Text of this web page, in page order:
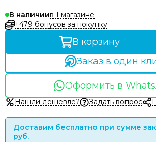
В наличиив 1 магазине
+479 бонусов за покупку
В корзину
Заказ в один
Оформить в
Нашли дешевле? Задать вопрос
Доставим бесплатно при сумме
руб.